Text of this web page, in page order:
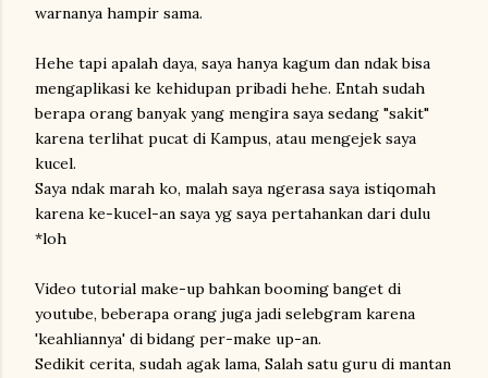
warnanya hampir sama.
Hehe tapi apalah daya, saya hanya kagum dan ndak bisa
mengaplikasi ke kehidupan pribadi hehe. Entah sudah
berapa orang banyak yang mengira saya sedang "sakit"
karena terlihat pucat di Kampus, atau mengejek saya
kucel.
Saya ndak marah ko, malah saya ngerasa saya istiqomah
karena ke-kucel-an saya yg saya pertahankan dari dulu
*loh
Video tutorial make-up bahkan booming banget di
youtube, beberapa orang juga jadi selebgram karena
'keahliannya' di bidang per-make up-an.
Sedikit cerita, sudah agak lama, Salah satu guru di mantan